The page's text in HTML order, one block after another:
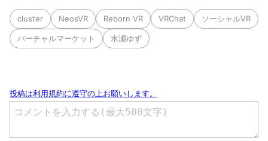
cluster NeosVR Reborn VR VRChat ソーシャルVR
バーチャルマーケット 水瀬ゆず